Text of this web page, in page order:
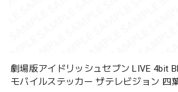
劇場版アイドリッシュセブン LIVE 4bit
モバイルステッカー ザテレビジョン 四